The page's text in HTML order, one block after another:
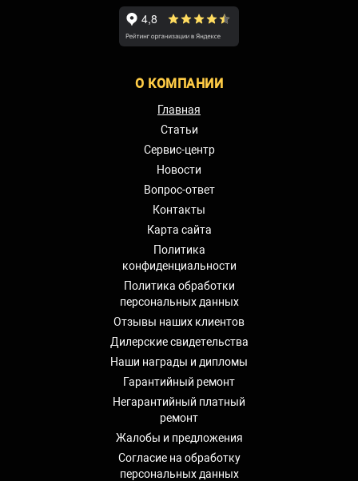
О КОМПАНИИ
Главная
Статьи
Сервис-центр
Новости
Вопрос-ответ
Контакты
Карта сайта
Политика
конфиденциальности
Политика обработки
персональных данных
Отзывы наших клиентов
Дилерские свидетельства
Наши награды и дипломы
Гарантийный ремонт
Негарантийный платный
ремонт
Жалобы и предложения
Согласие на обработку
персональных данных